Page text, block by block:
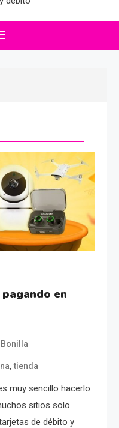
en
Bonilla
,tienda
muy sencillo hacerlo.
sitios solo
de débito y